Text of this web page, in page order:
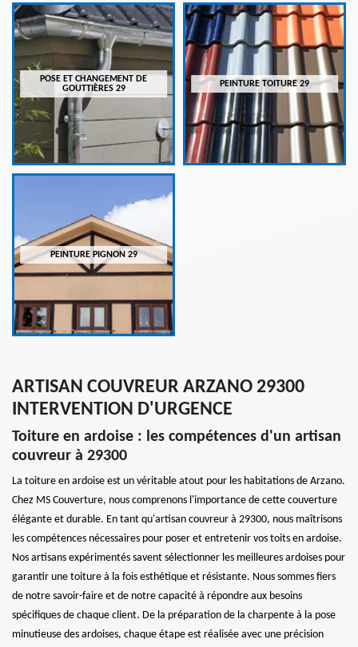
POSE ET CHANGEMENT DE
GOUTTIÈRES 29
PEINTURE TOITURE 29
PEINTURE PIGNON 29
ARTISAN COUVREUR ARZANO 29300
INTERVENTION D'URGENCE
Toiture en ardoise : les compétences d'un artisan
couvreur à 29300
La toiture en ardoise est un véritable atout pour les habitations de Arzano.
Chez MS Couverture, nous comprenons l'importance de cette couverture
élégante et durable. En tant qu'artisan couvreur à 29300, nous maîtrisons
les compétences nécessaires pour poser et entretenir vos toits en ardoise.
Nos artisans expérimentés savent sélectionner les meilleures ardoises pour
garantir une toiture à la fois esthétique et résistante. Nous sommes fiers
de notre savoir-faire et de notre capacité à répondre aux besoins
spécifiques de chaque client. De la préparation de la charpente à la pose
minutieuse des ardoises, chaque étape est réalisée avec une précision